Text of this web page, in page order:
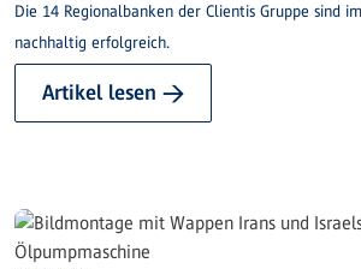
Die 14 Regionalbanken der Clientis Gruppe sind
nachhaltig erfolgreich.
Artikel lesen →